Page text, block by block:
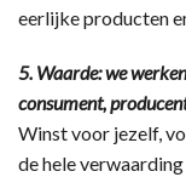
eerlijke producten
5. Waarde: we
consument,
Winst voor jezelf,
de hele